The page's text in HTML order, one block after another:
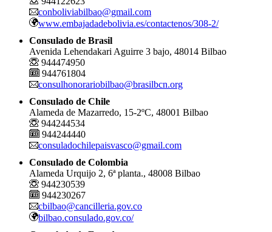
conboliviabilbao@gmail.com
www.embajadadebolivia.es/contactenos/308-2/
Consulado de Brasil
Avenida Lehendakari Aguirre 3 bajo, 48014 Bilbao
944474950
944761804
consulhonorariobilbao@brasilbcn.org
Consulado de Chile
Alameda de Mazarredo, 15-2ºC, 48001 Bilbao
944244534
944244440
consuladochilepaisvasco@gmail.com
Consulado de Colombia
Alameda Urquijo 2, 6ª planta., 48008 Bilbao
944230539
944230267
cbilbao@cancilleria.gov.co
bilbao.consulado.gov.co/